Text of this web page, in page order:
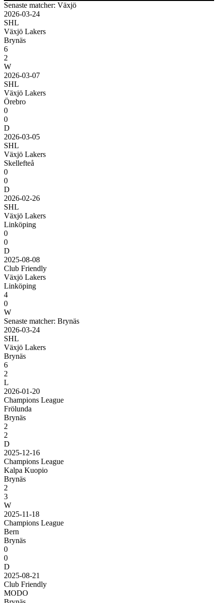
Senaste matcher: Växjö
2026-03-24
SHL
Växjö Lakers
Brynäs
6
2
W
2026-03-07
SHL
Växjö Lakers
Örebro
0
0
D
2026-03-05
SHL
Växjö Lakers
Skellefteå
0
0
D
2026-02-26
SHL
Växjö Lakers
Linköping
0
0
D
2025-08-08
Club Friendly
Växjö Lakers
Linköping
4
0
W
Senaste matcher: Brynäs
2026-03-24
SHL
Växjö Lakers
Brynäs
6
2
L
2026-01-20
Champions League
Frölunda
Brynäs
2
2
D
2025-12-16
Champions League
Kalpa Kuopio
Brynäs
2
3
W
2025-11-18
Champions League
Bern
Brynäs
0
0
D
2025-08-21
Club Friendly
MODO